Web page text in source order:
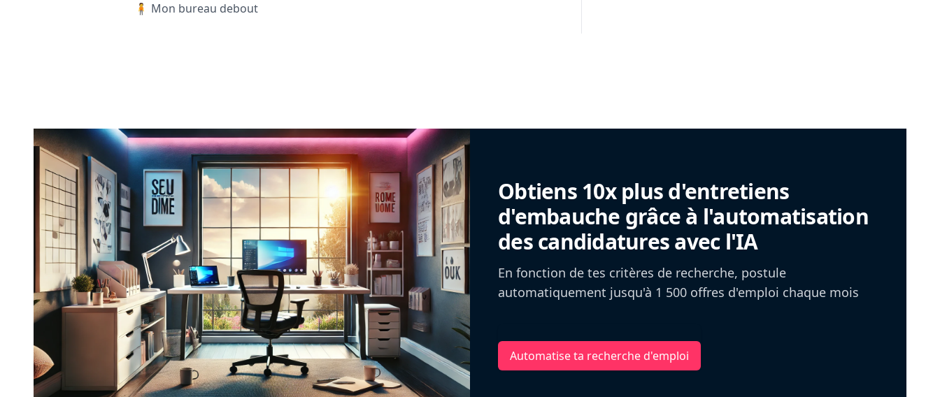
🧍 Mon bureau debout
Obtiens 10x plus d'entretiens
d'embauche grâce à l'automatisation
des candidatures avec l'IA
En fonction de tes critères de recherche, postule
automatiquement jusqu'à 1 500 offres d'emploi chaque mois
Automatise ta recherche d'emploi